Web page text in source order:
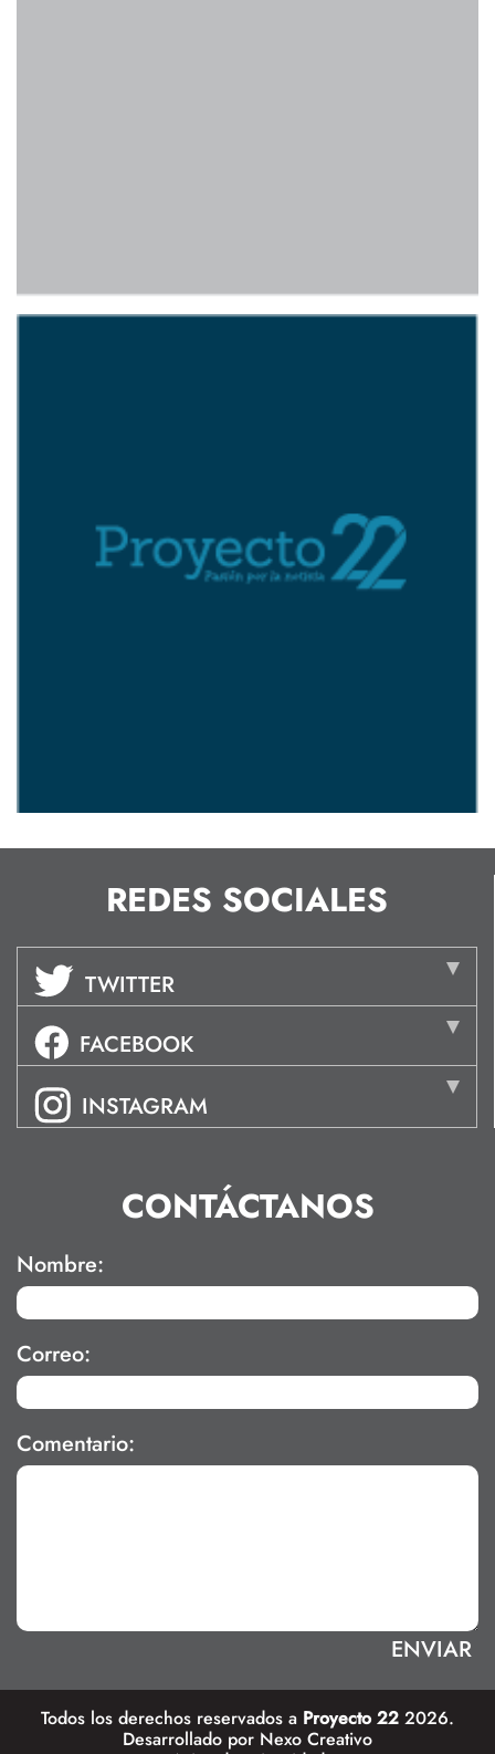
REDES SOCIALES
TWITTER
FACEBOOK
INSTAGRAM
CONTÁCTANOS
Nombre:
Correo:
Comentario:
Todos los derechos reservados a Proyecto 22 2026.
Desarrollado por Nexo Creativo